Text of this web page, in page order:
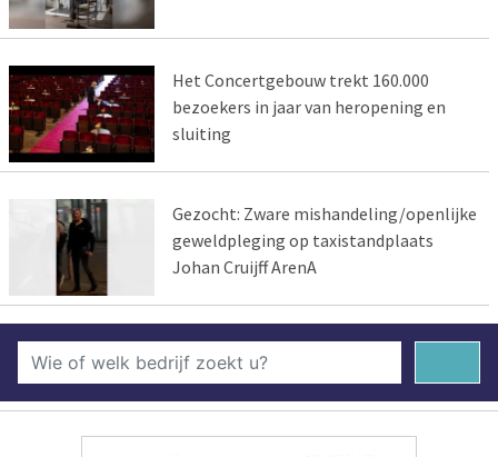
Het Concertgebouw trekt 160.000
bezoekers in jaar van heropening en
sluiting
Gezocht: Zware mishandeling/openlijke
geweldpleging op taxistandplaats
Johan Cruijff ArenA